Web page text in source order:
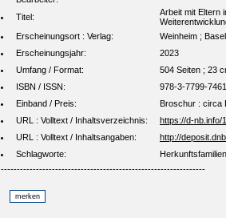
Titel:
Arbeit mit Eltern
Erscheinungsort : Verlag:
Weinheim ;
Erscheinungsjahr:
2023
Umfang / Format:
504 Seiten ; 23
ISBN / ISSN:
978-3-7799-
Einband / Preis:
Broschur : circa
URL : Volltext / Inhaltsverzeichnis:
https://d-nb.info/
URL : Volltext / Inhaltsangaben:
http://
Schlagworte:
----------------------------------------------------------------